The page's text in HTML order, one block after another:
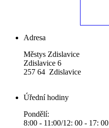
Adresa
Městys Zdislavice
Zdislavice 6
257 64 Zdislavice
Úřední hodiny
Pondělí:
8:00 - 11:00/12: 00 - 17: 00